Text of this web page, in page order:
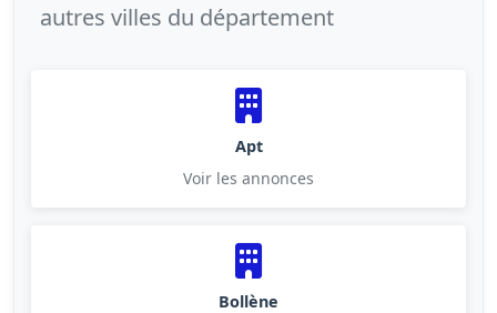
autres villes du département
Apt
Voir les annonces
Bollène